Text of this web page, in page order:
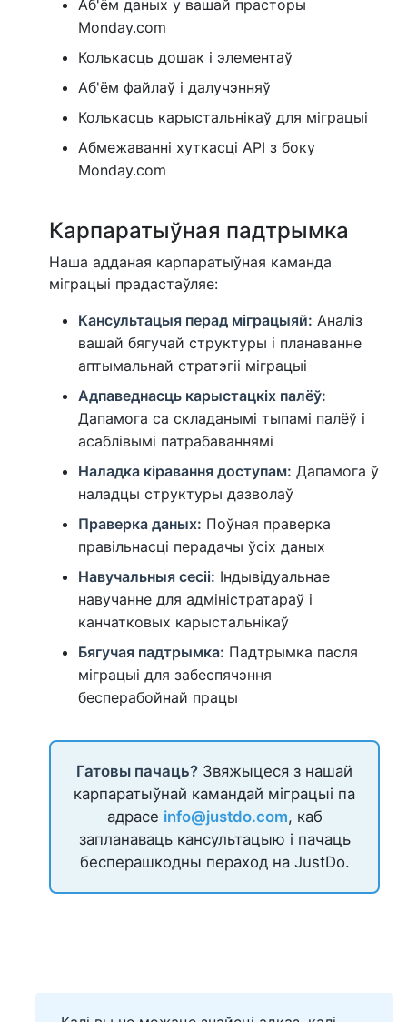
Аб'ём даных у вашай прасторы
Monday.com
Колькасць дошак і элементаў
Аб'ём файлаў і далучэнняў
Колькасць карыстальнікаў для міграцыі
Абмежаванні хуткасці API з боку
Monday.com
Карпаратыўная падтрымка
Наша адданая карпаратыўная каманда
міграцыі прадастаўляе:
Кансультацыя перад міграцыяй: Аналіз
вашай бягучай структуры і планаванне
аптымальнай стратэгіі міграцыі
Адпаведнасць карыстацкіх палёў:
Дапамога са складанымі тыпамі палёў і
асаблівымі патрабаваннямі
Наладка кіравання доступам: Дапамога ў
наладцы структуры дазволаў
Праверка даных: Поўная праверка
правільнасці перадачы ўсіх даных
Навучальныя сесіі: Індывідуальнае
навучанне для адміністратараў і
канчатковых карыстальнікаў
Бягучая падтрымка: Падтрымка пасля
міграцыі для забеспячэння
бесперабойнай працы
Гатовы пачаць? Звяжыцеся з нашай
карпаратыўнай камандай міграцыі па
адрасе info@justdo.com, каб
запланаваць кансультацыю і пачаць
бесперашкодны пераход на JustDo.